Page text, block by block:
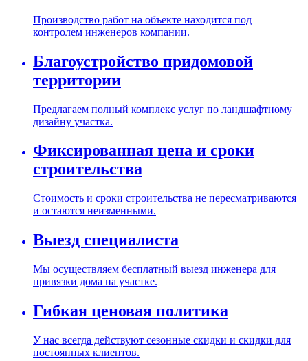
Производство работ на объекте находится под
контролем инженеров компании.
Благоустройство придомовой
территории
Предлагаем полный комплекс услуг по ландшафтному
дизайну участка.
Фиксированная цена и сроки
строительства
Стоимость и сроки строительства не пересматриваются
и остаются неизменными.
Выезд специалиста
Мы осуществляем бесплатный выезд инженера для
привязки дома на участке.
Гибкая ценовая политика
У нас всегда действуют сезонные скидки и скидки для
постоянных клиентов.